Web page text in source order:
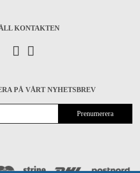
KONTAKTEN
PÅ VÅRT NYHETSBREV